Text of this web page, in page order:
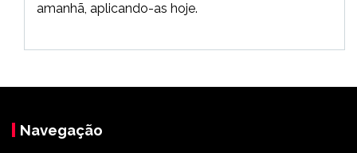
amanhã, aplicando-as hoje.
Navegação